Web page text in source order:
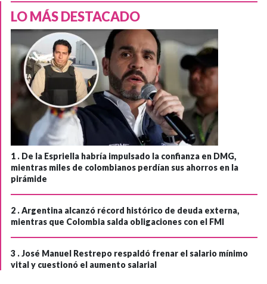
LO MÁS DESTACADO
1 . De la Espriella habría impulsado la confianza en DMG,
mientras miles de colombianos perdían sus ahorros en la
pirámide
2 .Argentina alcanzó récord histórico de deuda externa,
mientras que Colombia salda obligaciones con el FMI
3 .José Manuel Restrepo respaldó frenar el salario mínimo
vital y cuestionó el aumento salarial